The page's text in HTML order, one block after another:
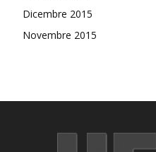
Dicembre 2015
Novembre 2015